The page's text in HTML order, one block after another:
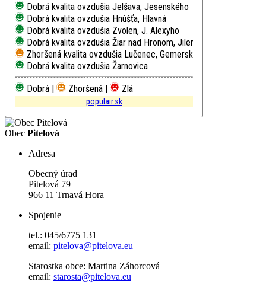
Dobrá kvalita ovzdušia Jelšava, Jesenského
Dobrá kvalita ovzdušia Hnúšťa, Hlavná
Dobrá kvalita ovzdušia Zvolen, J. Alexyho
Dobrá kvalita ovzdušia Žiar nad Hronom, Jilemnického
Zhoršená kvalita ovzdušia Lučenec, Gemerská cesta
Dobrá kvalita ovzdušia Žarnovica
Dobrá |
Zhoršená | Zlá
populair.sk
Obec Pitelová
Adresa
Obecný úrad
Pitelová 79
966 11 Trnavá Hora
Spojenie
tel.: 045/6775 131
email: pitelova@pitelova.eu
Starostka obce: Martina Záhorcová
email: starosta@pitelova.eu